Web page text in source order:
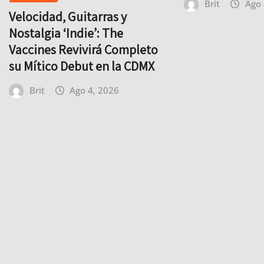
Velocidad, Guitarras y
Nostalgia ‘Indie’: The
Vaccines Revivirá Completo
su Mítico Debut en la CDMX
Brit Ago 4, 2026
Brit Ago